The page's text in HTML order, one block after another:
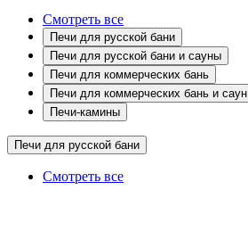
Смотреть все
Печи для русской бани
Печи для русской бани и сауны
Печи для коммерческих бань
Печи для коммерческих бань и саун
Печи-камины
Печи для русской бани
Смотреть все